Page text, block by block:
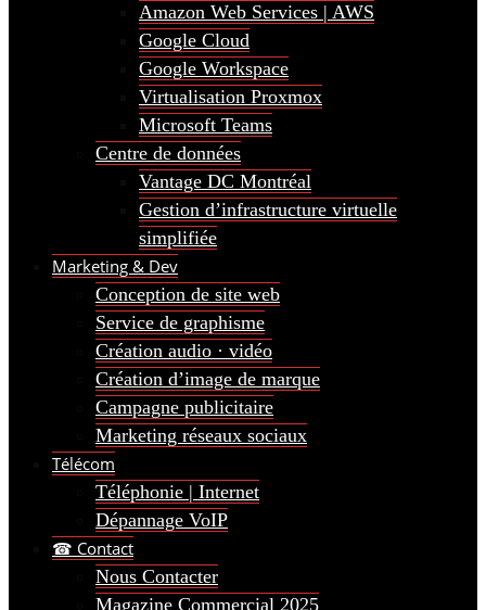
Amazon Web Services | AWS
Google Cloud
Google Workspace
Virtualisation Proxmox
Microsoft Teams
Centre de données
Vantage DC Montréal
Gestion d’infrastructure virtuelle
simplifiée
Marketing & Dev
Conception de site web
Service de graphisme
Création audio · vidéo
Création d’image de marque
Campagne publicitaire
Marketing réseaux sociaux
Télécom
Téléphonie | Internet
Dépannage VoIP
☎ Contact
Nous Contacter
Magazine Commercial 2025